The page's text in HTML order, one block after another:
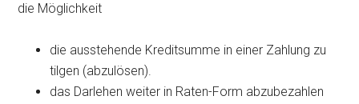
die Möglichkeit
die ausstehende Kreditsumme in einer Zahlung zu
tilgen (abzulösen).
das Darlehen weiter in Raten-Form abzubezahlen